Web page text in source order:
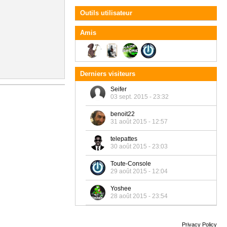
Outils utilisateur
Amis
Derniers visiteurs
Seifer
03 sept. 2015 - 23:32
benoit22
31 août 2015 - 12:57
telepattes
30 août 2015 - 23:03
Toute-Console
29 août 2015 - 12:04
Yoshee
28 août 2015 - 23:54
Privacy Policy